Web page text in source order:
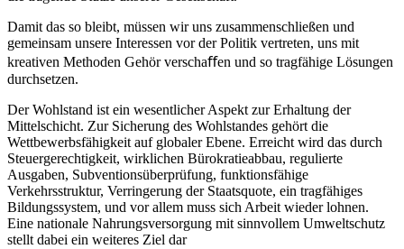
Damit das so bleibt, müssen wir uns zusammenschließen und
gemeinsam unsere Interessen vor der Politik vertreten, uns mit
kreativen Methoden Gehör verschaﬀen und so tragfähige Lösungen
durchsetzen.
Der Wohlstand ist ein wesentlicher Aspekt zur Erhaltung der
Mittelschicht. Zur Sicherung des Wohlstandes gehört die
Wettbewerbsfähigkeit auf globaler Ebene. Erreicht wird das durch
Steuergerechtigkeit, wirklichen Bürokratieabbau, regulierte
Ausgaben, Subventionsüberprüfung, funktionsfähige
Verkehrsstruktur, Verringerung der Staatsquote, ein tragfähiges
Bildungssystem, und vor allem muss sich Arbeit wieder lohnen.
Eine nationale Nahrungsversorgung mit sinnvollem Umweltschutz
stellt dabei ein weiteres Ziel dar